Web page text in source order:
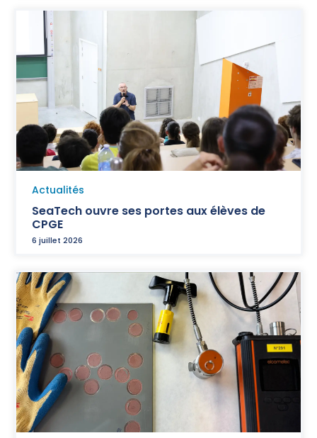
Actualités
SeaTech ouvre ses portes aux élèves de
CPGE
6 juillet 2026